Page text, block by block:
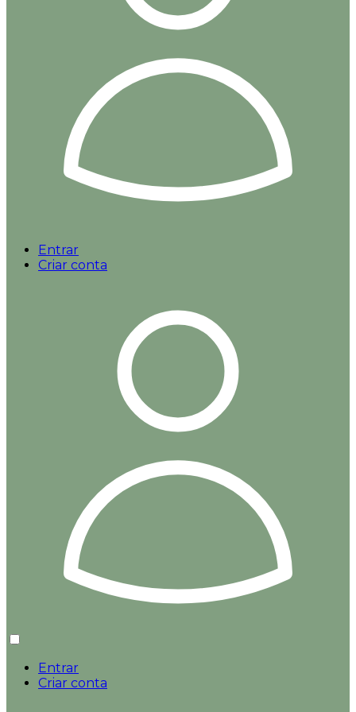
Entrar
Criar conta
Entrar
Criar conta